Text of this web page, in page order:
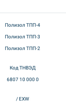
Полизол ТПП-4
Полизол ТПП-3
Полизол ТПП-2
Код ТНВЭД
6807 10 000 0
/ EXW